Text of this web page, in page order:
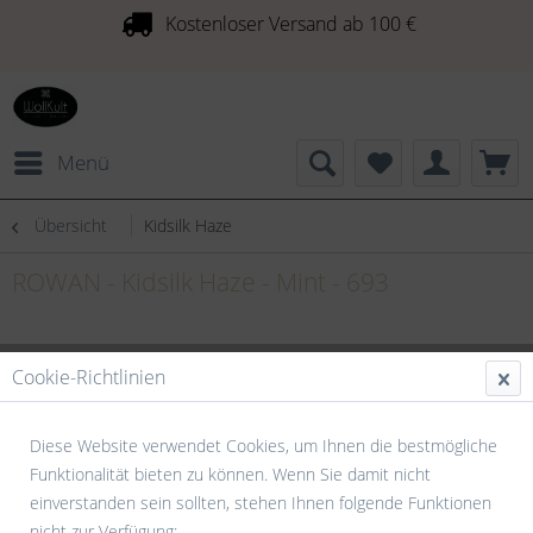
Kostenloser Versand ab 100 €
Menü
Übersicht Kidsilk Haze
Cookie-Richtlinien
Diese Website verwendet Cookies, um Ihnen die bestmögliche
Funktionalität bieten zu können. Wenn Sie damit nicht
einverstanden sein sollten, stehen Ihnen folgende Funktionen